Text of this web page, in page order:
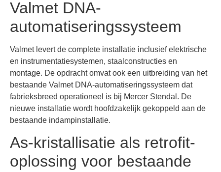
Valmet DNA-
automatiseringssysteem
Valmet levert de complete installatie inclusief elektrische
en instrumentatiesystemen, staalconstructies en
montage. De opdracht omvat ook een uitbreiding van het
bestaande Valmet DNA-automatiseringssysteem dat
fabrieksbreed operationeel is bij Mercer Stendal. De
nieuwe installatie wordt hoofdzakelijk gekoppeld aan de
bestaande indampinstallatie.
As-kristallisatie als retrofit-
oplossing voor bestaande